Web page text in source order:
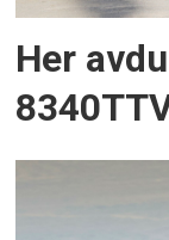
Her